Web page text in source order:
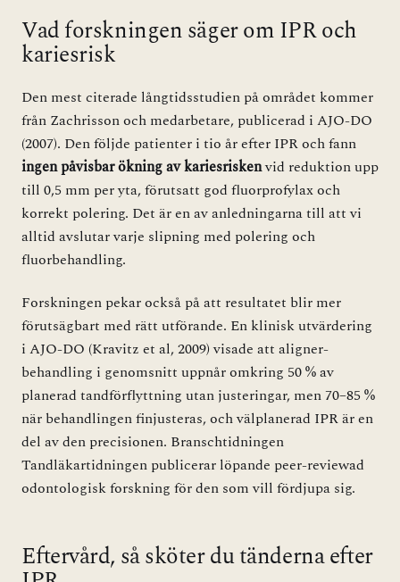
Vad forskningen säger om IPR och
kariesrisk
Den mest citerade långtidsstudien på området kommer
från Zachrisson och medarbetare, publicerad i AJO-DO
(2007). Den följde patienter i tio år efter IPR och fann
ingen påvisbar ökning av kariesriskenvid reduktion upp
till 0,5 mm per yta, förutsatt god fluorprofylax och
korrekt polering. Det är en av anledningarna till att vi
alltid avslutar varje slipning med polering och
fluorbehandling.
Forskningen pekar också på att resultatet blir mer
förutsägbart med rätt utförande. En klinisk utvärdering
i AJO-DO (Kravitz et al, 2009) visade att aligner-
behandling i genomsnitt uppnår omkring 50 % av
planerad tandförflyttning utan justeringar, men 70–85 %
när behandlingen finjusteras, och välplanerad IPR är en
del av den precisionen. Branschtidningen
Tandläkartidningen publicerar löpande peer-reviewad
odontologisk forskning för den som vill fördjupa sig.
Eftervård, så sköter du tänderna efter